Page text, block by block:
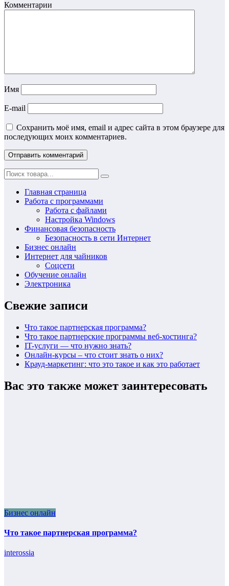
Комментарии
Имя
E-mail
Сохранить моё имя, email и адрес сайта в этом браузере для
последующих моих комментариев.
Главная страница
Работа с программами
Работа с файлами
Настройка Windows
Финансовая безопасность
Безопасность в сети Интернет
Бизнес онлайн
Интернет для чайников
Соцсети
Обучение онлайн
Электроника
Свежие записи
Что такое партнерская программа?
Что такое партнерские программы веб-хостинга?
IT-услуги — что нужно знать?
Онлайн-курсы – что стоит знать о них?
Крауд-маркетинг: что это такое и как это работает
Вас это также может заинтересовать
Бизнес онлайн
Что такое партнерская программа?
interossia